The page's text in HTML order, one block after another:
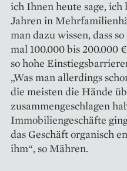
ich Ihnen heute sage,
Jahren in
man dazu wissen, dass
mal 100.000 bis 200.000
so hohe
„Was man allerdings
die meisten die Hände
zusammengeschlagen
Immobiliengeschäfte
das Geschäft organisch
ihm“, so Mähren.